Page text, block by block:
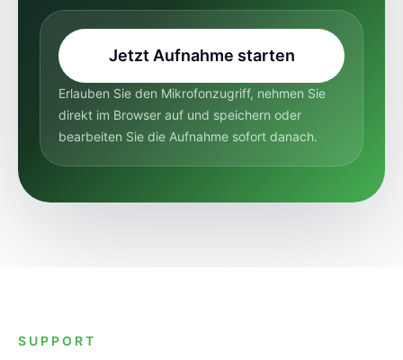
Jetzt Aufnahme starten
Erlauben Sie den Mikrofonzugriff, nehmen Sie
direkt im Browser auf und speichern oder
bearbeiten Sie die Aufnahme sofort danach.
SUPPORT